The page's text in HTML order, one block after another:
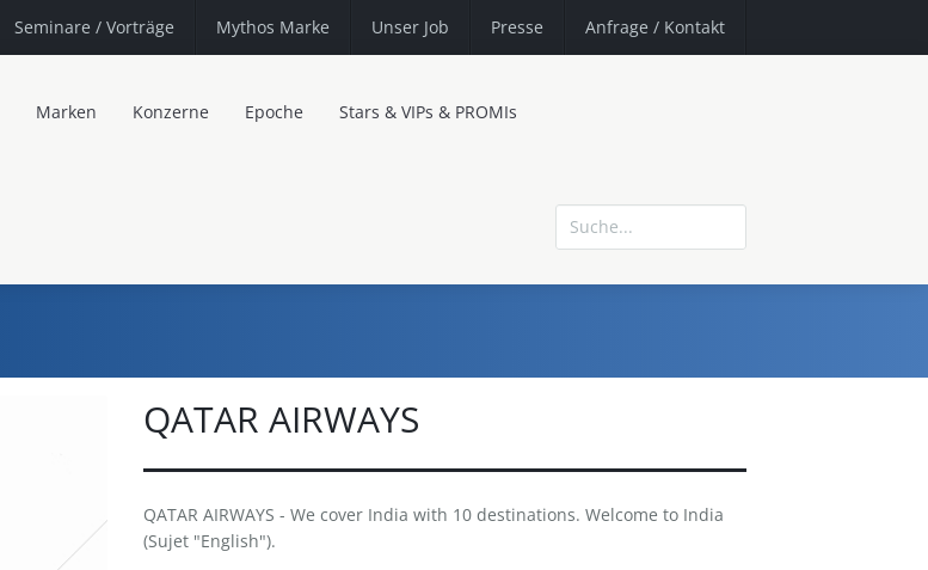
Seminare / Vorträge Mythos Marke Unser Job Presse Anfrage / Kontakt
Marken Konzerne Epoche Stars & VIPs & PROMIs
QATAR AIRWAYS
QATAR AIRWAYS - We cover India with 10 destinations. Welcome to India
(Sujet "English").